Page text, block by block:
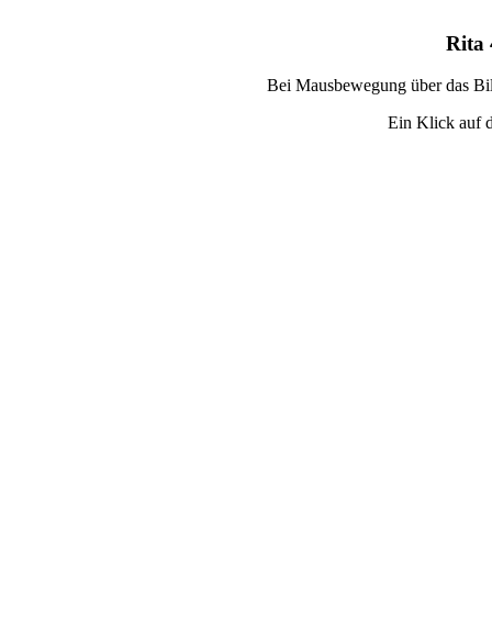
Rita
Bei Mausbewegung über das
Ein Klick auf